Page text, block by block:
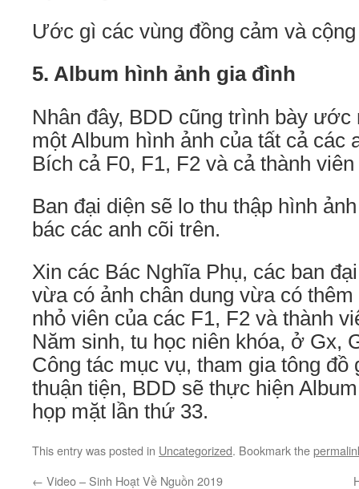
Ước gì các vùng đồng cảm và
5. Album hình ảnh gia đình
Nhân đây, BDD cũng trình bày
một Album hình ảnh của tất cả các
Bích cả F0, F1, F2 và cả thành
Ban đại diện sẽ lo thu thập hình
bác các anh cõi trên.
Xin các Bác Nghĩa Phụ, các ban
vừa có ảnh chân dung vừa có
nhỏ viên của các F1, F2 và thành
Năm sinh, tu học niên khóa, ở Gx,
Công tác mục vụ, tham gia tông
thuận tiện, BDD sẽ thực hiện
họp mặt lần thứ 33.
This entry was posted in Uncategorized. Bookmark the
← Video – Sinh Hoạt Về Nguồn 2019